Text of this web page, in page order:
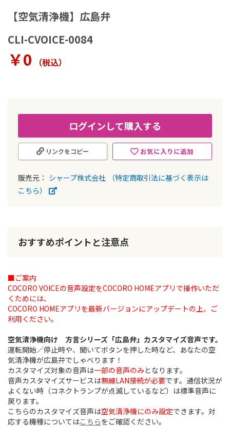
【空気清浄機】広島弁
CLI-CVOICE-0084
￥0 （税込）
ログインして購入する
お気に入りに追加
リンクをコピー
販売元： シャープ株式会社
（特定商取引法に基づく表示は
こちら）
メ
ー
ギ
ャ
ラ
初
動
おすすめポイントと注意点
■ご案内
COCORO VOICEの音声設定をCOCORO HOMEアプリで操作いただ
くためには、
COCORO HOMEアプリを最新バージョンにアップデートの上、ご
利用ください。
空気清浄機向け 方言シリーズ「広島弁」カスタマイズ音声です。
運転開始／停止時や、聞いてボタンを押した時など、あなたの空
気清浄機が広島弁でしゃべります！
カスタマイズ対象の音声は一部の音声のみとなります。
音声カスタマイズサービスは無線LAN接続が必要です。通信状況が
よくない時（コネクトランプが点滅しているなど）は標準音声に
戻ります。
こちらのカスタマイズ音声は空気清浄機にのみ設定できます。対
応する機種についてはこちらをご確認ください。